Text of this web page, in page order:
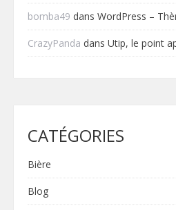
bomba49 dans WordPress –
CrazyPanda dans Utip, le point
CATÉGORIES
Bière
Blog